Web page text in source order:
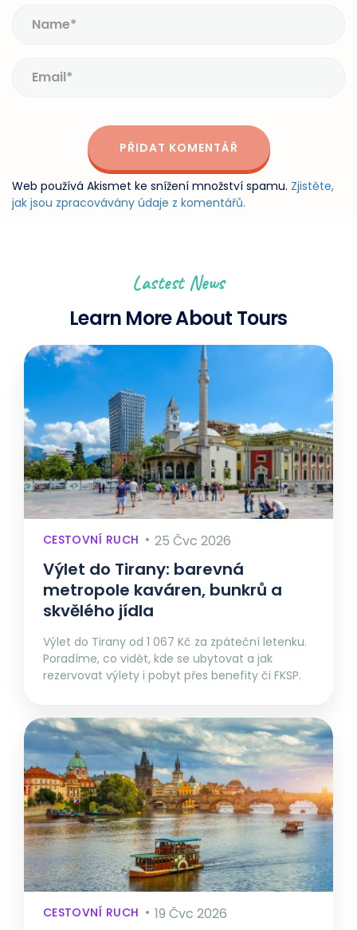
Web používá Akismet ke snížení množství spamu. Zjistěte,
jak jsou zpracovávány údaje z komentářů.
Lastest News
Learn More About Tours
CESTOVNÍ RUCH 25 Čvc 2026
Výlet do Tirany: barevná
metropole kaváren, bunkrů a
skvělého jídla
Výlet do Tirany od 1 067 Kč za zpáteční letenku.
Poradíme, co vidět, kde se ubytovat a jak
rezervovat výlety i pobyt přes benefity či FKSP.
CESTOVNÍ RUCH 19 Čvc 2026